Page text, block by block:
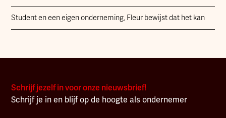
Student en een eigen onderneming, Fleur bewijst dat het kan
Schrijf jezelf in voor onze nieuwsbrief!
Schrijf je in en blijf op de hoogte als ondernemer